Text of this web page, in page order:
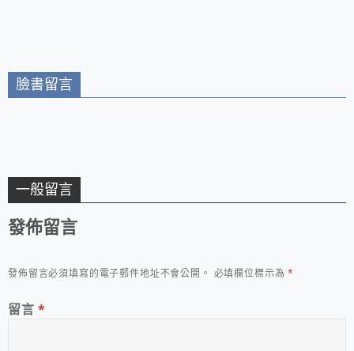
臉書留言
一般留言
發佈留言
發佈留言必須填寫的電子郵件地址不會公開。 必填欄位標示為*
留言 *